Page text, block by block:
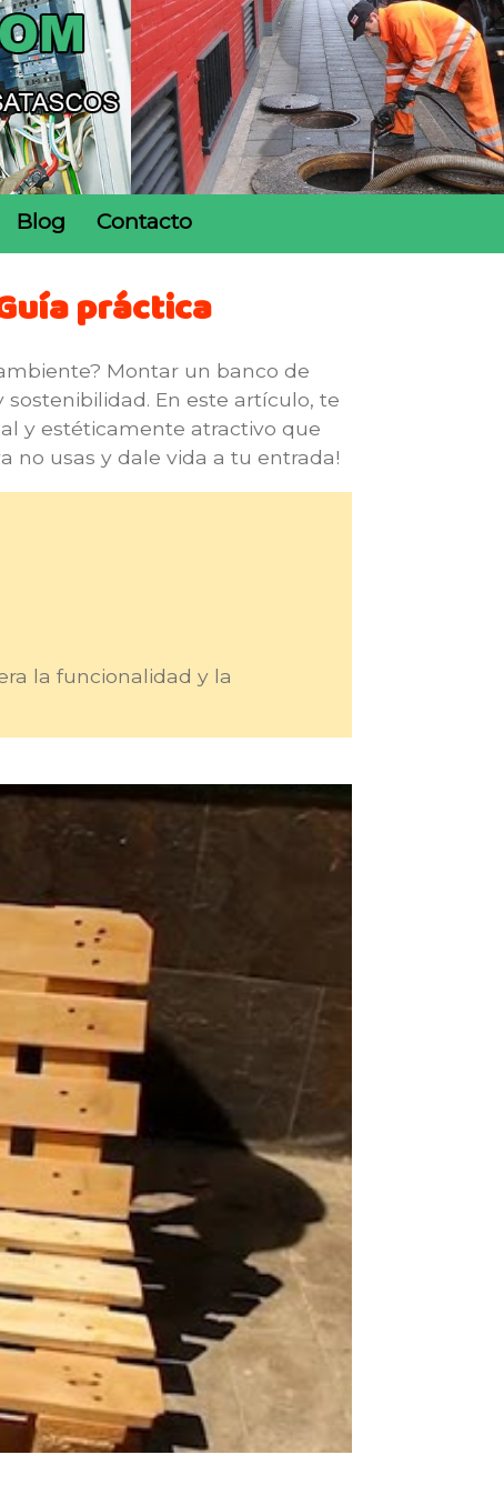
Blog Contacto
práctica
Montar un banco de
En este artículo, te
y estéticamente atractivo que
no usas y dale vida a tu entrada!
la funcionalidad y la